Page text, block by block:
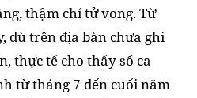
thậm chí tử vong. Từ
dù trên địa bàn chưa ghi
thực tế cho thấy số ca
từ tháng 7 đến cuối năm